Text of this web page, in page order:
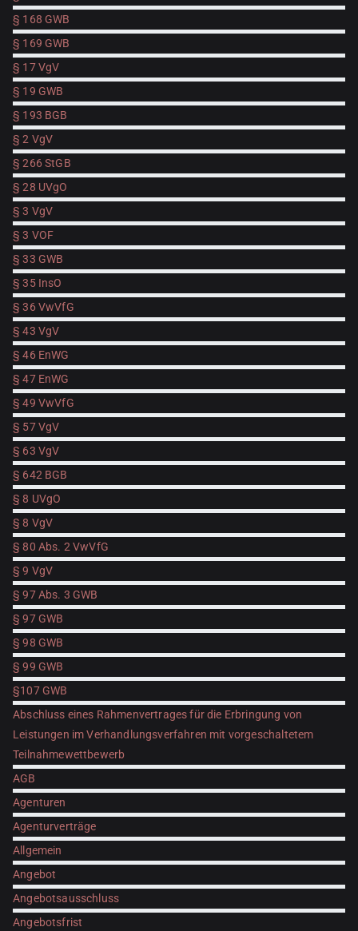
§ 168 GWB
§ 169 GWB
§ 17 VgV
§ 19 GWB
§ 193 BGB
§ 2 VgV
§ 266 StGB
§ 28 UVgO
§ 3 VgV
§ 3 VOF
§ 33 GWB
§ 35 InsO
§ 36 VwVfG
§ 43 VgV
§ 46 EnWG
§ 47 EnWG
§ 49 VwVfG
§ 57 VgV
§ 63 VgV
§ 642 BGB
§ 8 UVgO
§ 8 VgV
§ 80 Abs. 2 VwVfG
§ 9 VgV
§ 97 Abs. 3 GWB
§ 97 GWB
§ 98 GWB
§ 99 GWB
§107 GWB
Abschluss eines Rahmenvertrages für die Erbringung von
Leistungen im Verhandlungsverfahren mit vorgeschaltetem
Teilnahmewettbewerb
AGB
Agenturen
Agenturverträge
Allgemein
Angebot
Angebotsausschluss
Angebotsfrist